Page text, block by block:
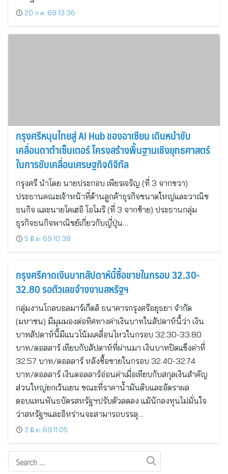
20 ก.ค. 69 13:36
กรุงศรีหนุนไทยสู่ AI Hub ของอาเซียน เดินหน้าขับ
เคลื่อนดาต้าเซ็นเตอร์ โครงสร้างพื้นฐานเชิงยุทธศาสตร์
ในการขับเคลื่อนเศรษฐกิจดิจิทัล
กรุงศรี นำโดย นายประกอบ เพียรเจริญ (ที่ 3 จากขวา)
ประธานคณะเจ้าหน้าที่ด้านลูกค้าธุรกิจขนาดใหญ่และวาณิช
ธนกิจ และนายโคเฮอิ โอโมริ (ที่ 3 จากซ้าย) ประธานกลุ่ม
ธุรกิจธนกิจพาณิชย์เกี่ยวกับญี่ปุ่น…
5 มิ.ย. 69 10:38
กรุงศรีคาดเงินบาทสัปดาห์นี้ซื้อขายในกรอบ 32.30-
32.80 รอตัวเลขจ้างงานสหรัฐฯ
กลุ่มงานโกลบอลมาร์เก็ตส์ ธนาคารกรุงศรีอยุธยา จำกัด
(มหาชน) มีมุมมองต่อทิศทางค่าเงินบาทในสัปดาห์นี้ว่า เงิน
บาทสัปดาห์นี้มีแนวโน้มเคลื่อนไหวในกรอบ 32.30-33.80
บาท/ดอลลาร์ เทียบกับสัปดาห์ที่ผ่านมา เงินบาทปิดแข็งค่าที่
32.57 บาท/ดอลลาร์ หลังซื้อขายในกรอบ 32.40-32.74
บาท/ดอลลาร์ เงินดอลลาร์อ่อนค่าเมื่อเทียบกับสกุลเงินสำคัญ
ส่วนใหญ่ยกเว้นเยน ขณะที่ราคาน้ำมันดิบและอัตราผล
ตอบแทนพันธบัตรสหรัฐฯปรับตัวลดลง แม้นักลงทุนไม่มั่นใจ
ว่าสหรัฐฯและอิหร่านจะสามารถบรรลุ…
2 มิ.ย. 69 11:05